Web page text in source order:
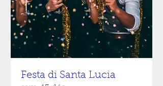
Festa di Santa Lucia